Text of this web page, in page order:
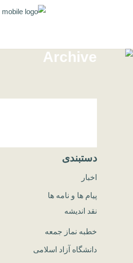
Archive
دستبندی
اخبار
پیام ها و نامه ها
نقد اندیشه
خطبه نماز جمعه
دانشگاه آزاد اسلامی